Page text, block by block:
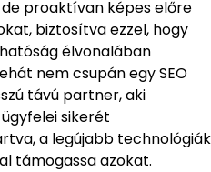
proaktívan képes előre
biztosítva ezzel, hogy
élvonalában
nem csupán egy SEO
távú partner, aki
sikerét
a legújabb technológiák
támogassa azokat.